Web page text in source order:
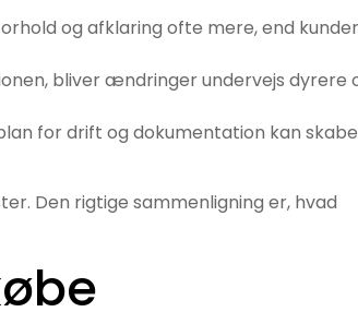
og afklaring ofte mere, end kunder
bliver ændringer undervejs dyrere
for drift og dokumentation kan skabe
Den rigtige sammenligning er, hvad